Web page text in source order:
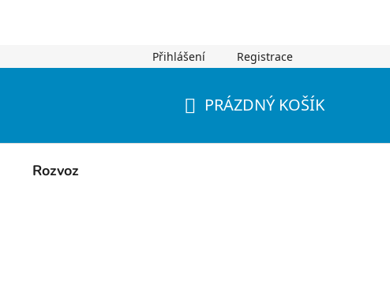
Přihlášení Registrace
PRÁZDNÝ KOŠÍK
Rozvoz